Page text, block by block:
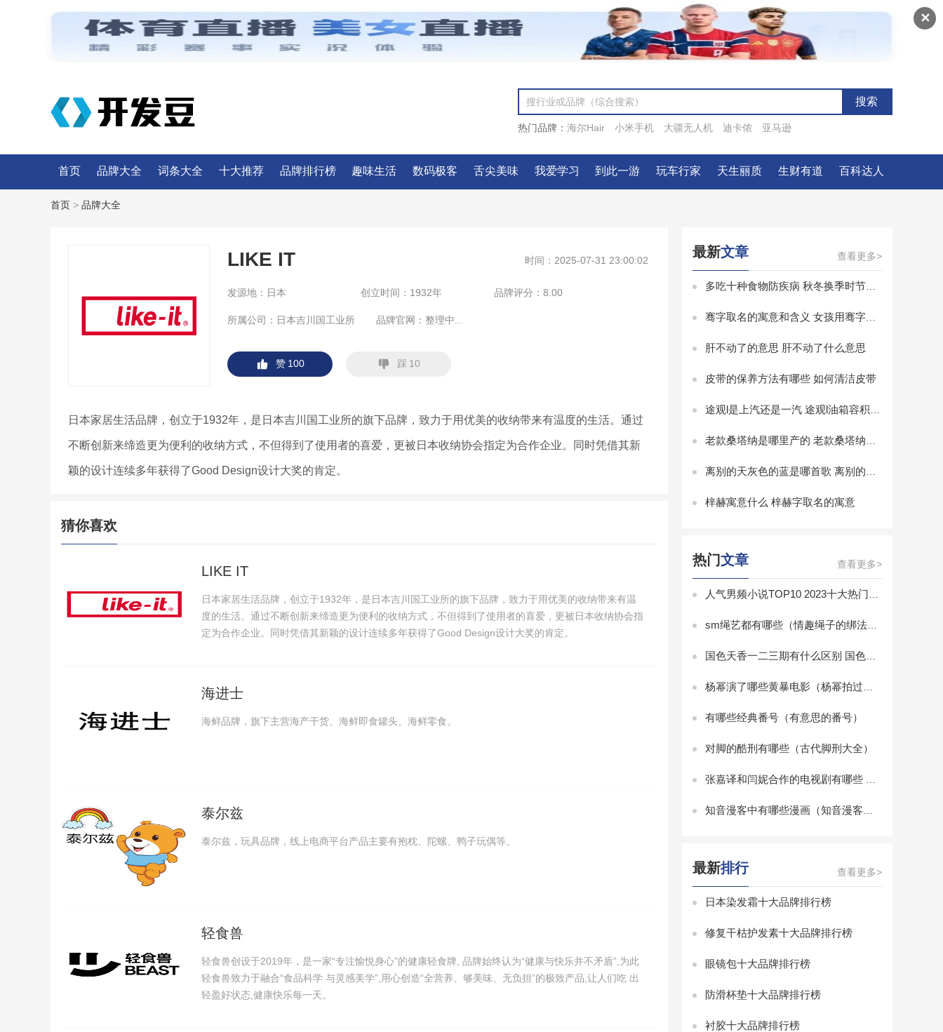
✕
热门品牌： 海尔Hair 小米手机 大疆无人机 迪卡侬 亚马逊
首页 品牌大全 词条大全 十大推荐 品牌排行榜 趣味生活 数码极客 舌尖美味 我爱学习 到此一游 玩车行家 天生丽质 生财有道 百科达人
首页 > 品牌大全
LIKE IT 时间：2025-07-31 23:00:02
发源地： 日本 创立时间： 1932年 品牌评分： 8.00
所属公司： 日本吉川国工业所 品牌官网： 整理中...
赞 100 踩 10
日本家居生活品牌，创立于1932年，是日本吉川国工业所的旗下品牌，致力于用优美的收纳带来有温度的生活。通过
不断创新来缔造更为便利的收纳方式，不但得到了使用者的喜爱，更被日本收纳协会指定为合作企业。同时凭借其新
颖的设计连续多年获得了Good Design设计大奖的肯定。
猜你喜欢
LIKE IT
日本家居生活品牌，创立于1932年，是日本吉川国工业所的旗下品牌，致力于用优美的收纳带来有温
度的生活。通过不断创新来缔造更为便利的收纳方式，不但得到了使用者的喜爱，更被日本收纳协会指
定为合作企业。同时凭借其新颖的设计连续多年获得了Good Design设计大奖的肯定。
海进士
海鲜品牌，旗下主营海产干货、海鲜即食罐头、海鲜零食。
泰尔兹
泰尔兹，玩具品牌，线上电商平台产品主要有抱枕、陀螺、鸭子玩偶等。
轻食兽
轻食兽创设于2019年，是一家“专注愉悦身心”的健康轻食牌, 品牌始终认为“健康与快乐并不矛盾”,为此
轻食兽致力于融合“食品科学 与灵感美学”,用心创造“全营养、够美味、无负担”的极致产品,让人们吃 出
轻盈好状态,健康快乐每一天。
最新文章 查看更多>
多吃十种食物防疾病 秋冬换季时节保健
骞字取名的寓意和含义 女孩用骞字取名的寓意
肝不动了的意思 肝不动了什么意思
皮带的保养方法有哪些 如何清洁皮带
途观l是上汽还是一汽 途观l油箱容积多少升
老款桑塔纳是哪里产的 老款桑塔纳新车哪里买
离别的天灰色的蓝是哪首歌 离别的天灰色的蓝是什么歌
梓赫寓意什么 梓赫字取名的寓意
热门文章 查看更多>
人气男频小说TOP10 2023十大热门男频小说排行榜
sm绳艺都有哪些（情趣绳子的绑法有几种图解）
国色天香一二三期有什么区别 国色天香一二三期区别是什么
杨幂演了哪些黄暴电影（杨幂拍过那些比基尼电影啊）
有哪些经典番号（有意思的番号）
对脚的酷刑有哪些（古代脚刑大全）
张嘉译和闫妮合作的电视剧有哪些 张嘉译与闫妮合演的电视剧有哪些
知音漫客中有哪些漫画（知音漫客有什么漫画）
最新排行 查看更多>
日本染发霜十大品牌排行榜
修复干枯护发素十大品牌排行榜
眼镜包十大品牌排行榜
防滑杯垫十大品牌排行榜
衬胶十大品牌排行榜